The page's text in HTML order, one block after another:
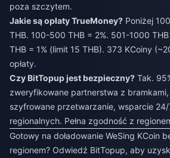
poza szczytem.
Jakie są opłaty TrueMoney? Poniżej
THB. 100-500 THB = 2%. 501-1000
THB = 1% (limit 15 THB). 373 KCoiny
opłaty.
Czy BitTopup jest bezpieczny? Tak.
zweryfikowane partnerstwa z
szyfrowane przetwarzanie, wsparcie
regionalnych. Pełna zgodność z
Gotowy na doładowanie WeSing KCoin
regionem? Odwiedź BitTopup, aby